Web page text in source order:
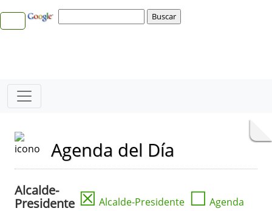
Agenda del Día
Alcalde-
Presidente ☒ Alcalde-Presidente ☐ Agenda